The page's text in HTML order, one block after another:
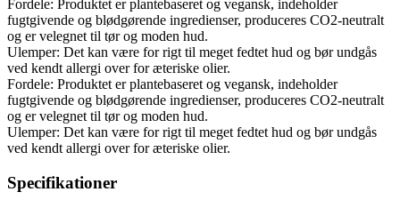
Fordele: Produktet er plantebaseret og vegansk, indeholder
fugtgivende og blødgørende ingredienser, produceres CO2-neutralt
og er velegnet til tør og moden hud.
Ulemper: Det kan være for rigt til meget fedtet hud og bør undgås
ved kendt allergi over for æteriske olier.
Fordele: Produktet er plantebaseret og vegansk, indeholder
fugtgivende og blødgørende ingredienser, produceres CO2-neutralt
og er velegnet til tør og moden hud.
Ulemper: Det kan være for rigt til meget fedtet hud og bør undgås
ved kendt allergi over for æteriske olier.
Specifikationer